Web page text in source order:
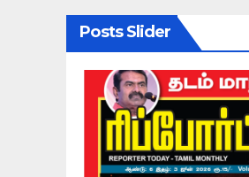
Posts Slider